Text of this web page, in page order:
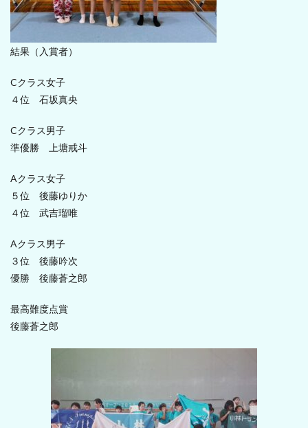
結果（入賞者）
Cクラス女子
４位 石坂真央
Cクラス男子
準優勝 上塘戒斗
Aクラス女子
５位 後藤ゆりか
４位 武吉瑠唯
Aクラス男子
３位 後藤吟次
優勝 後藤蒼之郎
最高難度点賞
後藤蒼之郎